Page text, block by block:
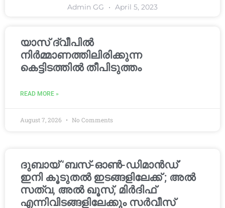
Admin GG April 5, 2023
യാസ് ദ്വീപിൽ
നിർമ്മാണത്തിലിരിക്കുന്ന
കെട്ടിടത്തിൽ തീപിടുത്തം
READ MORE »
August 7, 2026 No Comments
ദുബായ് ‘ബസ്-ഓൺ-ഡിമാൻഡ്’
ഇനി കൂടുതൽ ഇടങ്ങളിലേക്ക് ; അൽ
സത്വ, അൽ ഖൂസ്, മിർദിഫ്
എന്നിവിടങ്ങളിലേക്കും സർവീസ്